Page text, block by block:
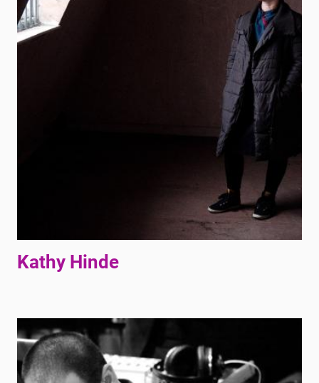
Kathy Hinde